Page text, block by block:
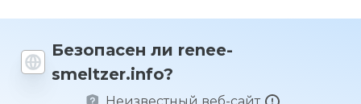
Безопасен ли renee-
smeltzer.info?
оценили
сайт от
1 до 5?